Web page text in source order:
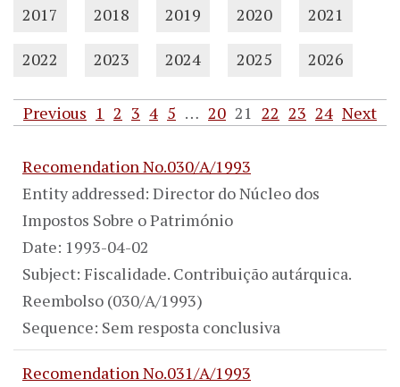
2017 2018 2019 2020 2021
2022 2023 2024 2025 2026
Previous 1 2 3 4 5 … 20 21 22 23 24 Next
Recomendation No.030/A/1993
Entity addressed: Director do Núcleo dos
Impostos Sobre o Património
Date: 1993-04-02
Subject: Fiscalidade. Contribuição autárquica.
Reembolso (030/A/1993)
Sequence: Sem resposta conclusiva
Recomendation No.031/A/1993